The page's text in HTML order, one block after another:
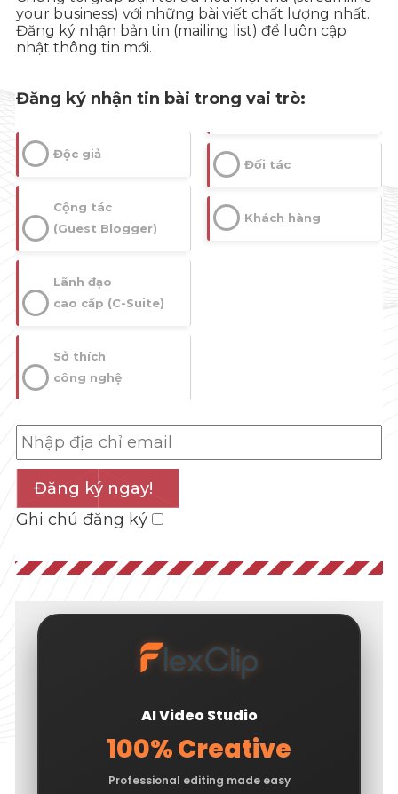
your business) với những bài viết chất lượng nhất.
Đăng ký nhận bản tin (mailing list) để luôn cập
nhật thông tin mới.
Đăng ký nhận tin bài trong vai trò:
Độc giả
Cộng tác
(Guest Blogger)
Lãnh đạo
cao cấp (C-Suite)
Sở thích
công nghệ
Đối tác
Khách hàng
Đăng ký ngay!
Ghi chú đăng ký